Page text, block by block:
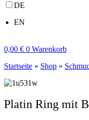
DE
EN
0,00 € 0 Warenkorb
Startseite » Shop »
Platin Ring mit